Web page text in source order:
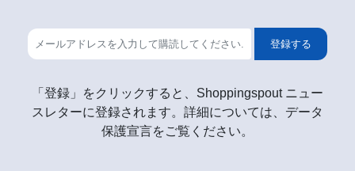
登録する
「登録」をクリックすると、Shoppingspout ニュー
スレターに登録されます。詳細については、データ
保護宣言をご覧ください。